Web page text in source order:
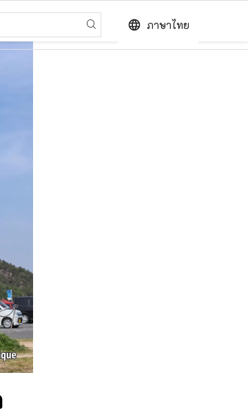
language ภาษาไทย